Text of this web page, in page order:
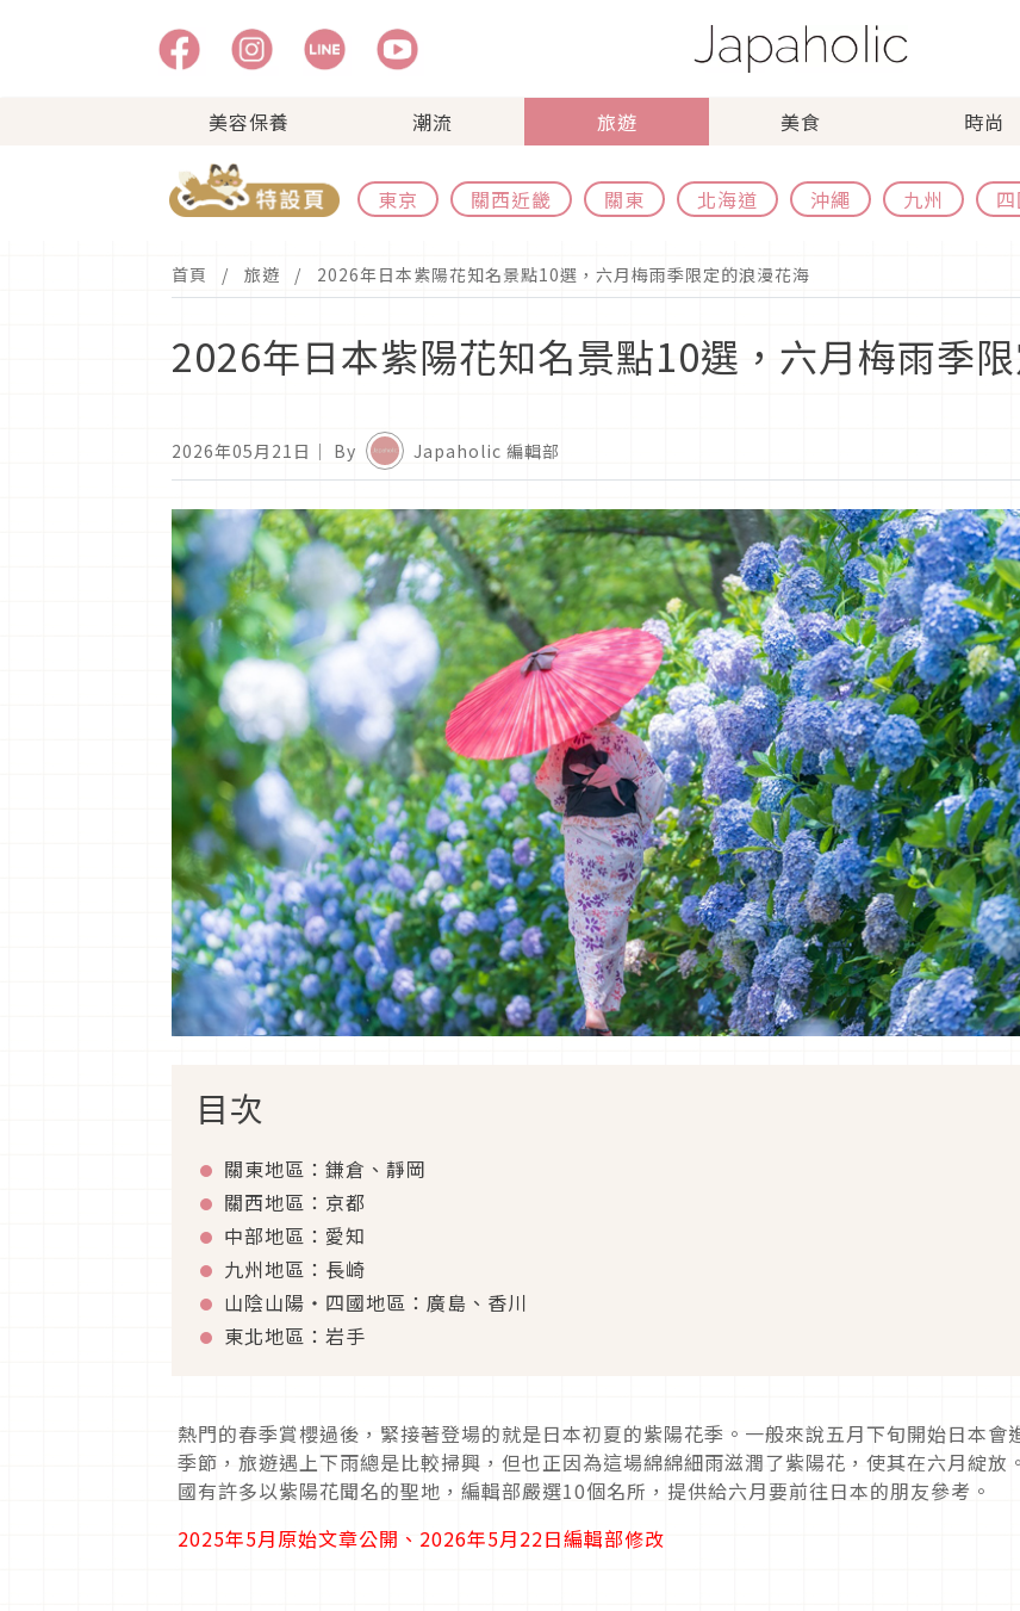
美容保養 潮流 旅遊 美食 時尚
東京 關西近畿 關東 北海道 沖繩 九州
首頁 旅遊 2026年日本紫陽花知名景點10選，六月梅雨季限定的浪漫花海
2026年日本紫陽花知名景點10選，六月梅雨季
2026年05月21日 ｜ By Japaholic 編輯部
目次
關東地區：鎌倉、靜岡
關西地區：京都
中部地區：愛知
九州地區：長崎
山陰山陽・四國地區：廣島、香川
東北地區：岩手
熱門的春季賞櫻過後，緊接著登場的就是日本初夏的紫陽花季。一般來說五月下旬開始日本會
季節，旅遊遇上下雨總是比較掃興，但也正因為這場綿綿細雨滋潤了紫陽花，使其在六月綻放
國有許多以紫陽花聞名的聖地，編輯部嚴選10個名所，提供給六月要前往日本的朋友參考。
2025年5月原始文章公開、2026年5月22日編輯部修改